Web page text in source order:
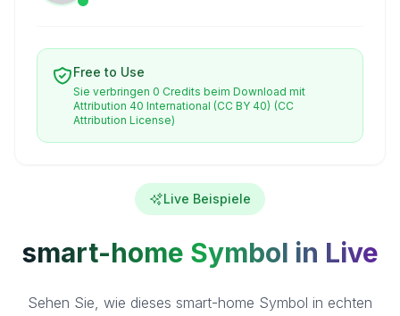
Free to Use
Sie verbringen 0 Credits beim Download mit
Attribution 40 International (CC BY 40) (CC
Attribution License)
Live Beispiele
smart-home Symbol in Live
Sehen Sie, wie dieses smart-home Symbol in echten